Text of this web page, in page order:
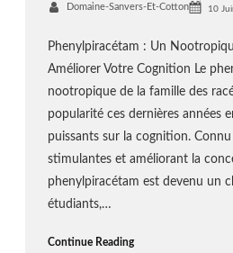
Domaine-Sanvers-Et-Cotton 10
Phenylpiracétam : Un
Améliorer Votre Cognition Le
nootropique de la famille des
popularité ces dernières années
puissants sur la cognition.
stimulantes et améliorant la
phenylpiracétam est devenu un
étudiants,…
Continue Reading